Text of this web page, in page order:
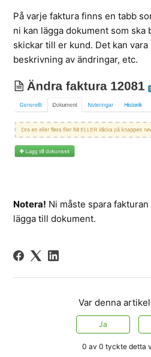
På varje faktura finns en tabb
ni kan lägga dokument som
skickar till er kund. Det kan
beskrivning av ändringar, etc.
Notera! Ni måste spara
lägga till dokument.
Var denna
Ja
0 av 0 tyckte detta